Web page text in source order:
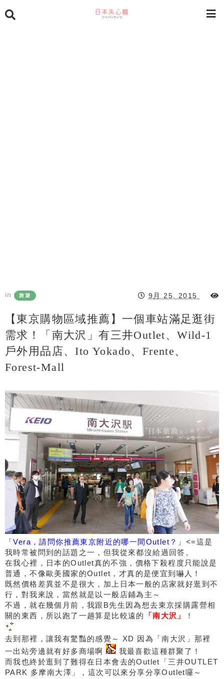
in 旅遊 9月 25, 2015
【東京購物區域推薦】一個車站滿足逛街
需求！「南大沢」有三井Outlet、Wild-1
戶外用品店、Ito Yokado、Frente、
Forest-Mall
「Vera，請問你推薦東京附近的哪一間Outlet？」 <=這是
我時常被問到的話題之一，但我從來都沒給過回答。
在我心裡，日本的Outlet真的不強，價格下殺程度只能說是
普通，不像歐美國家的Outlet，才真的是便宜到嚇人！
既然價格差異並不是很大，加上日本一般的店家就好逛到不
行，對我來說，當然就是以一般店鋪為主～
不過，就在幾個月前，我跟B先生因為想去東京採購露營相
關的東西，所以跑了一趟算是比較遠的
「南大沢」 ！
去到那裡，讓我有驚豔的感覺～ XD 因為「南大沢」那裡
一出站旁邊就有好多商場啊
我最喜歡這種群聚了！
而我也終於逛到了難得在日本會去的Outlet「三井OUTLET
PARK 多摩南大澤」，這次可以來分享分享Outlet囉～